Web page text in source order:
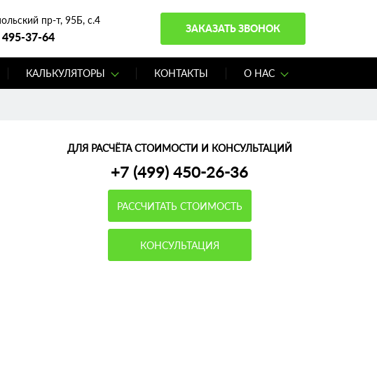
пр-т, 95Б, с.4
495-37-64
ЗАКАЗАТЬ ЗВОНОК
КАЛЬКУЛЯТОРЫ КОНТАКТЫ О НАС
ДЛЯ РАСЧЁТА СТОИМОСТИ И КОНСУЛЬТАЦИЙ
+7 (499) 450-26-36
РАССЧИТАТЬ СТОИМОСТЬ
КОНСУЛЬТАЦИЯ